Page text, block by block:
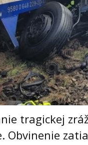
tragickej
Obvinenie